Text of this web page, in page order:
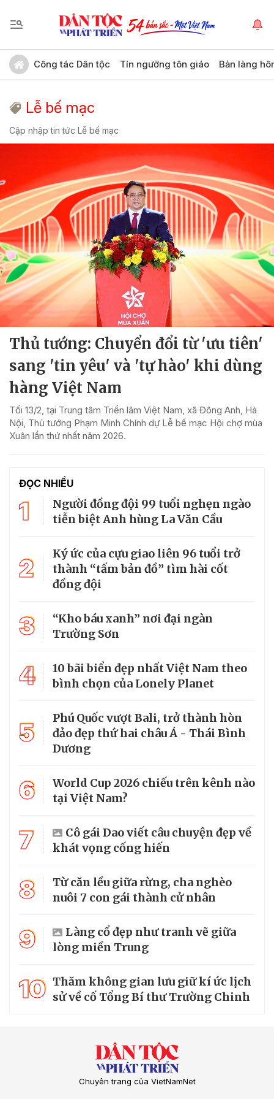
Công tác Dân tộc Tín ngưỡng tôn giáo Bản làng
Lễ bế mạc
Cập nhập tin tức Lễ bế mạc
Thủ tướng: Chuyển đổi từ 'ưu tiên'
sang 'tin yêu' và 'tự hào' khi dùng
hàng Việt Nam
Tối 13/2, tại Trung tâm Triển lãm Việt Nam, xã Đông Anh, Hà
Nội, Thủ tướng Phạm Minh Chính dự Lễ bế mạc Hội chợ mùa
Xuân lần thứ nhất năm 2026.
ĐỌC NHIỀU
1
Người đồng đội 99 tuổi nghẹn ngào
tiễn biệt Anh hùng La Văn Cầu
2
Ký ức của cựu giao liên 96 tuổi trở
thành “tấm bản đồ” tìm hài cốt
đồng đội
3
“Kho báu xanh” nơi đại ngàn
Trường Sơn
4
10 bãi biển đẹp nhất Việt Nam theo
bình chọn của Lonely Planet
5
Phú Quốc vượt Bali, trở thành hòn
đảo đẹp thứ hai châu Á - Thái Bình
Dương
6
World Cup 2026 chiếu trên kênh nào
tại Việt Nam?
7
Cô gái Dao viết câu chuyện đẹp về
khát vọng cống hiến
8
Từ căn lều giữa rừng, cha nghèo
nuôi 7 con gái thành cử nhân
9
Làng cổ đẹp như tranh vẽ giữa
lòng miền Trung
10 Thăm không gian lưu giữ kí ức lịch
sử về cố Tổng Bí thư Trường Chinh
Chuyên trang của VietNamNet